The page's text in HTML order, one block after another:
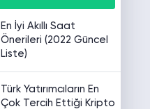
En İyi Akıllı Saat
Önerileri (2022 Güncel
Liste)
Türk Yatırımcıların En
Çok Tercih Ettiği Kripto